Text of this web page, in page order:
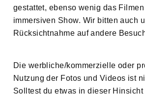
gestattet, ebenso wenig das
immersiven Show. Wir bitten auch
Rücksichtnahme auf andere
Die werbliche/kommerzielle oder
Nutzung der Fotos und Videos ist
Solltest du etwas in dieser Hinsicht